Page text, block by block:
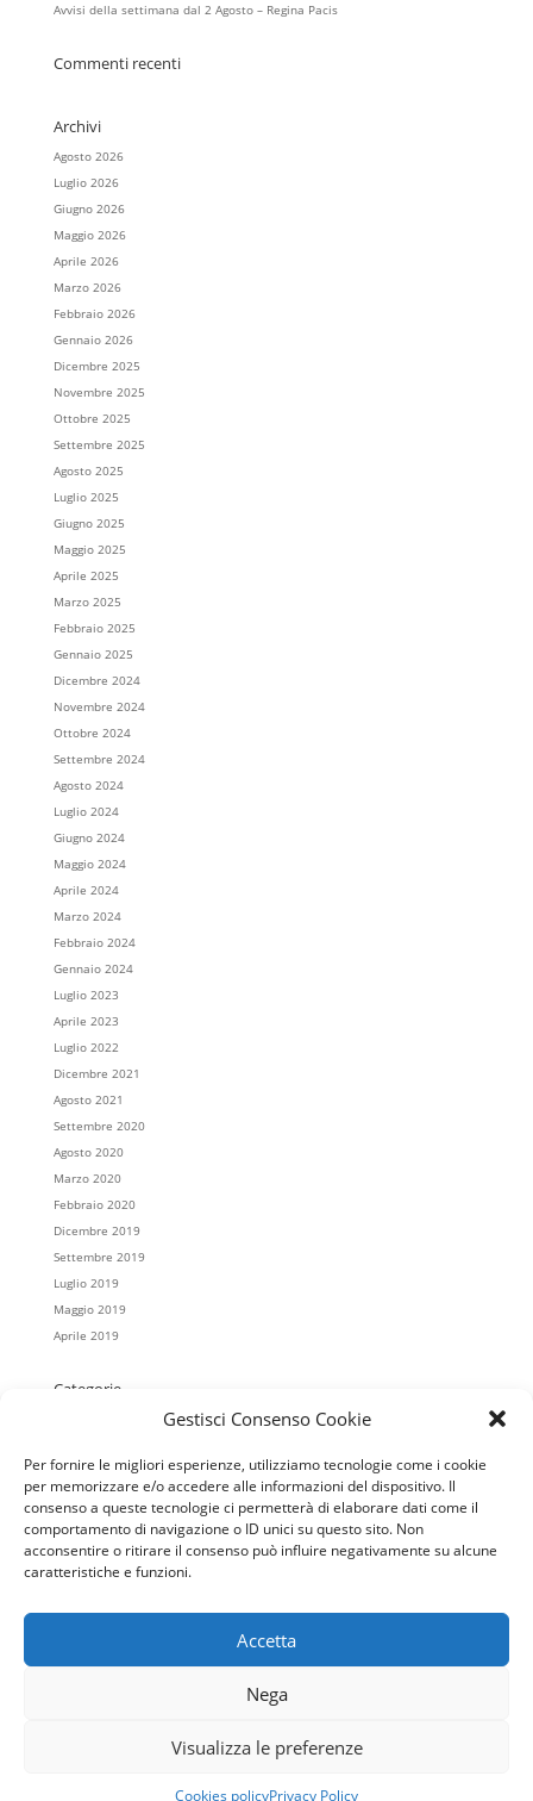
Gestisci Consenso Cookie
Per fornire le migliori esperienze, utilizziamo tecnologie come i cookie
per memorizzare e/o accedere alle informazioni del dispositivo. Il
consenso a queste tecnologie ci permetterà di elaborare dati come il
comportamento di navigazione o ID unici su questo sito. Non
acconsentire o ritirare il consenso può influire negativamente su alcune
caratteristiche e funzioni.
Accetta
Nega
Visualizza le preferenze
Cookies policyPrivacy Policy
Avvisi della settimana dal 2 Agosto – Regina Pacis
Commenti recenti
Archivi
Agosto 2026
Luglio 2026
Giugno 2026
Maggio 2026
Aprile 2026
Marzo 2026
Febbraio 2026
Gennaio 2026
Dicembre 2025
Novembre 2025
Ottobre 2025
Settembre 2025
Agosto 2025
Luglio 2025
Giugno 2025
Maggio 2025
Aprile 2025
Marzo 2025
Febbraio 2025
Gennaio 2025
Dicembre 2024
Novembre 2024
Ottobre 2024
Settembre 2024
Agosto 2024
Luglio 2024
Giugno 2024
Maggio 2024
Aprile 2024
Marzo 2024
Febbraio 2024
Gennaio 2024
Luglio 2023
Aprile 2023
Luglio 2022
Dicembre 2021
Agosto 2021
Settembre 2020
Agosto 2020
Marzo 2020
Febbraio 2020
Dicembre 2019
Settembre 2019
Luglio 2019
Maggio 2019
Aprile 2019
Categorie
Cristo Re
Regina Pacis
Salesiani
San Giovanni Battista
Progettato daElegant Themes| Sviluppato da